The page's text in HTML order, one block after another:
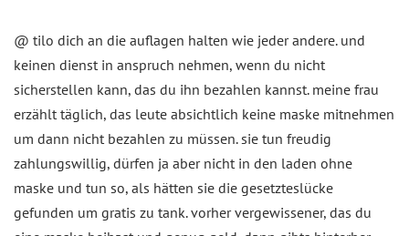
@ tilo dich an die auflagen halten wie jeder andere. und
keinen dienst in anspruch nehmen, wenn du nicht
sicherstellen kann, das du ihn bezahlen kannst. meine frau
erzählt täglich, das leute absichtlich keine maske mitnehmen
um dann nicht bezahlen zu müssen. sie tun freudig
zahlungswillig, dürfen ja aber nicht in den laden ohne
maske und tun so, als hätten sie die gesetzteslücke
gefunden um gratis zu tank. vorher vergewissener, das du